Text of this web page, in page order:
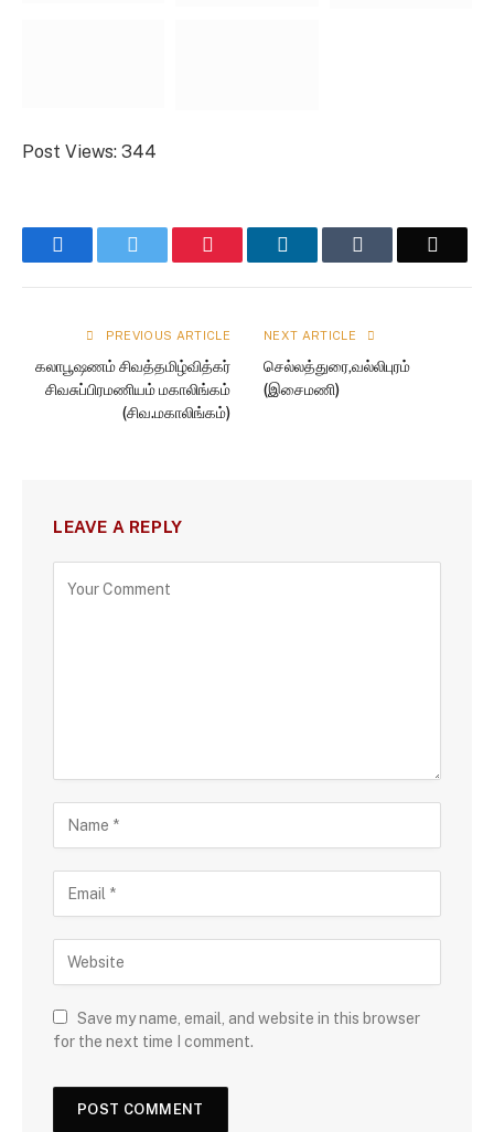
Post Views: 344
Facebook Pinterest LinkedIn
PREVIOUS ARTICLE
கலாபூஷணம் சிவத்தமிழ்வித்கர்
சிவசுப்பிரமணியம் மகாலிங்கம்
(சிவ.மகாலிங்கம்)
NEXT ARTICLE
செல்லத்துரை,வல்லிபுரம்
(இசைமணி)
LEAVE A REPLY
Save my name, email, and website in this browser
for the next time I comment.